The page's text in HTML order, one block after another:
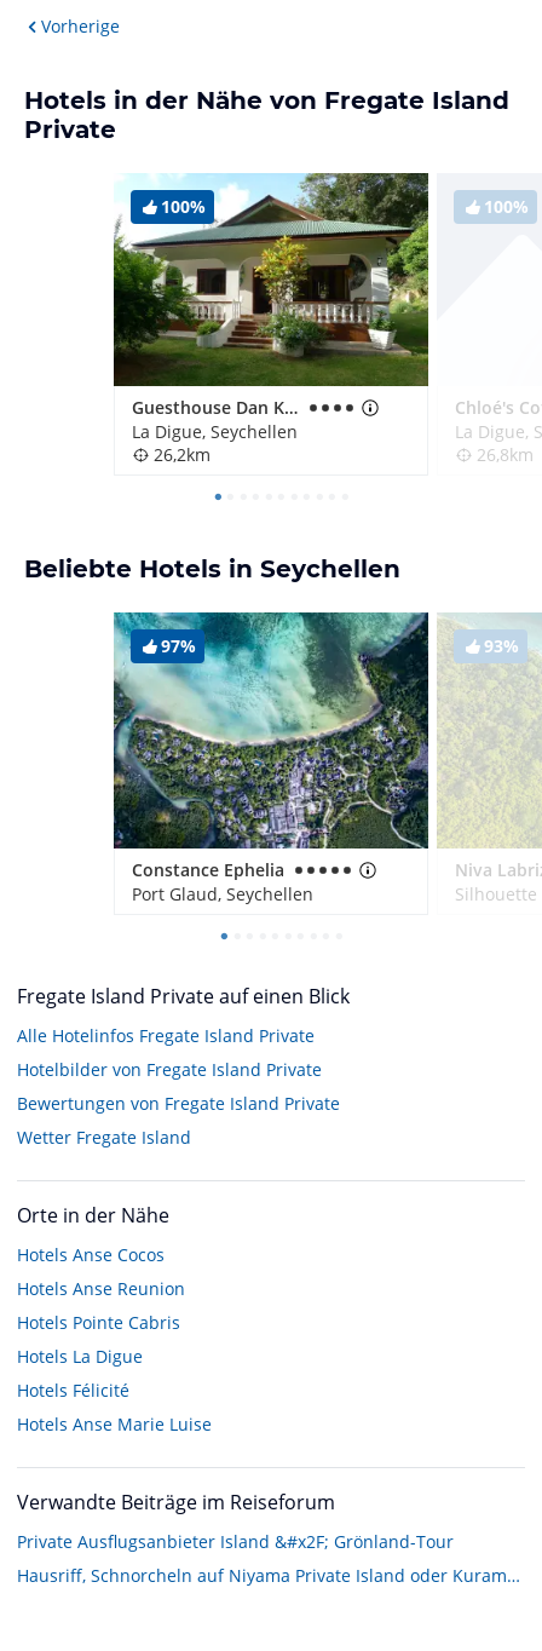
Vorherige
Hotels in der Nähe von Fregate Island
Private
100%
Guesthouse Dan Kazou
La Digue, Seychellen
26,2km
100%
La Digue,
26,8km
Beliebte Hotels in Seychellen
97%
Constance Ephelia
Port Glaud, Seychellen
93%
Silhouette
Fregate Island Private auf einen Blick
Alle Hotelinfos Fregate Island Private
Hotelbilder von Fregate Island Private
Bewertungen von Fregate Island Private
Wetter Fregate Island
Orte in der Nähe
Hotels Anse Cocos
Hotels Anse Reunion
Hotels Pointe Cabris
Hotels La Digue
Hotels Félicité
Hotels Anse Marie Luise
Verwandte Beiträge im Reiseforum
Private Ausflugsanbieter Island &#x2F; Grönland-Tour
Hausriff, Schnorcheln auf Niyama Private Island oder Kuramathi